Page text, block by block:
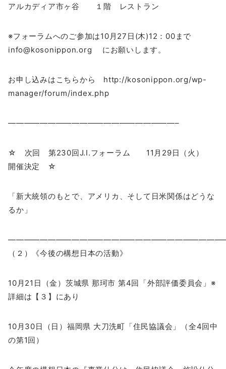
アルカディア市ヶ谷 １階 レストラン
※フォーラムへのご参加は10月27日(木)12：00まで
info@kosonippon.org にお願いします。
お申し込みはこちらから http://kosonippon.org/wp-
manager/forum/index.php
—————————————————————–
☆ 次回 第230回J.I.フォーラム 11月29日（火）
開催決定 ☆
「新大統領のもとで、アメリカ、そして日米関係はどうな
るか」
（２）《今後の構想日本の活動》
10月21日（金）茨城県 那珂市 第4回「外部評価委員会」※
詳細は【３】にあり
10月30日（日）福岡県 大刀洗町「住民協議会」（全4回中
の第1回）